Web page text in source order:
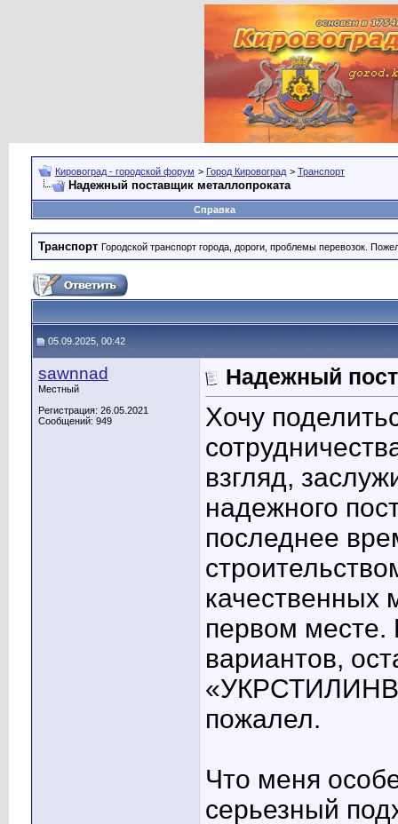
Кировоград - городской форум > Город Кировоград > Транспорт
Надежный поставщик металлопроката
Справка
Транспорт Городской транспорт города, дороги, проблемы перевозок.
05.09.2025, 00:42
sawnnad
Местный
Регистрация: 26.05.2021
Сообщений: 949
Надежный
Хочу
взгляд,
надежного
последнее
качественных
первом месте.
вариантов,
пожалел.
Что меня
серьезный